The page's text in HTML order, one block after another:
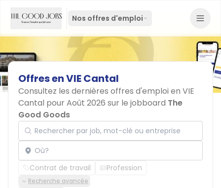
Nos offres d'emploi
OffresenVIECantal
Consultez les dernières offres d'emploi en VIE
Cantal pour Août 2026 sur le jobboard The
Good Goods
Rechercher par job, mot-clé ou entreprise
Localisation
Contrat de travail Profession
Recherche avancée